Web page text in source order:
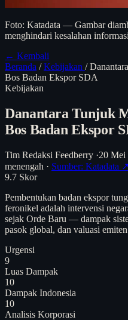
Foto: Katadata — Gambar
menghindari kesalahan
← Kembali
Beranda / Kebijakan /
Bos Badan Ekspor SDA
Kebijakan
Danantara Tunjuk
Bos Badan Ekspor
Tim Redaksi Feedberry ·20 Mei
menengah · Sumber: Katadata ↗
9.7 Skor
Pembentukan badan ekspor
feronikel adalah intervensi
sejak Orde Baru — dampak
pasok global, dan valuasi
Urgensi
9
Luas Dampak
10
Dampak Indonesia
10
Analisis Korporasi